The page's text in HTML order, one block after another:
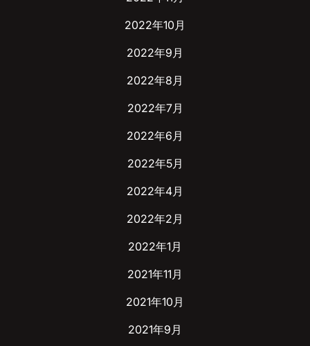
2022年10月
2022年9月
2022年8月
2022年7月
2022年6月
2022年5月
2022年4月
2022年2月
2022年1月
2021年11月
2021年10月
2021年9月